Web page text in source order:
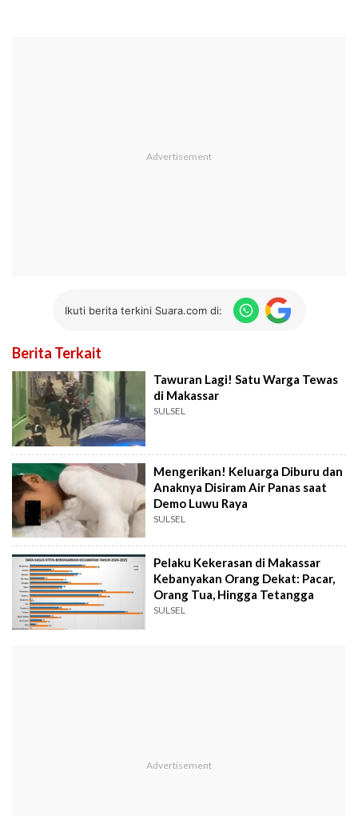
Ikuti berita terkini Suara.com di:
Berita Terkait
Tawuran Lagi! Satu Warga Tewas
di Makassar
SULSEL
Mengerikan! Keluarga Diburu dan
Anaknya Disiram Air Panas saat
Demo Luwu Raya
SULSEL
Pelaku Kekerasan di Makassar
Kebanyakan Orang Dekat: Pacar,
Orang Tua, Hingga Tetangga
SULSEL